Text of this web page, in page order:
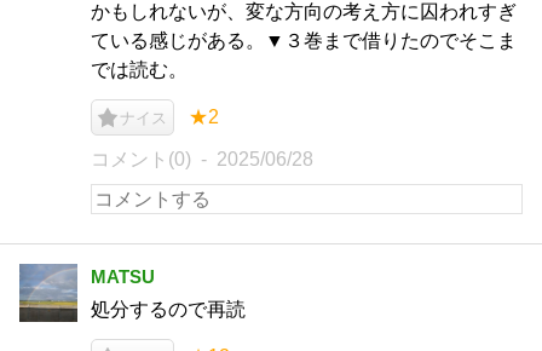
かもしれないが、変な方向の考え方に囚われすぎ
ている感じがある。▼３巻まで借りたのでそこま
では読む。
ナイス ★2
コメント(0) 2025/06/28
MATSU
処分するので再読